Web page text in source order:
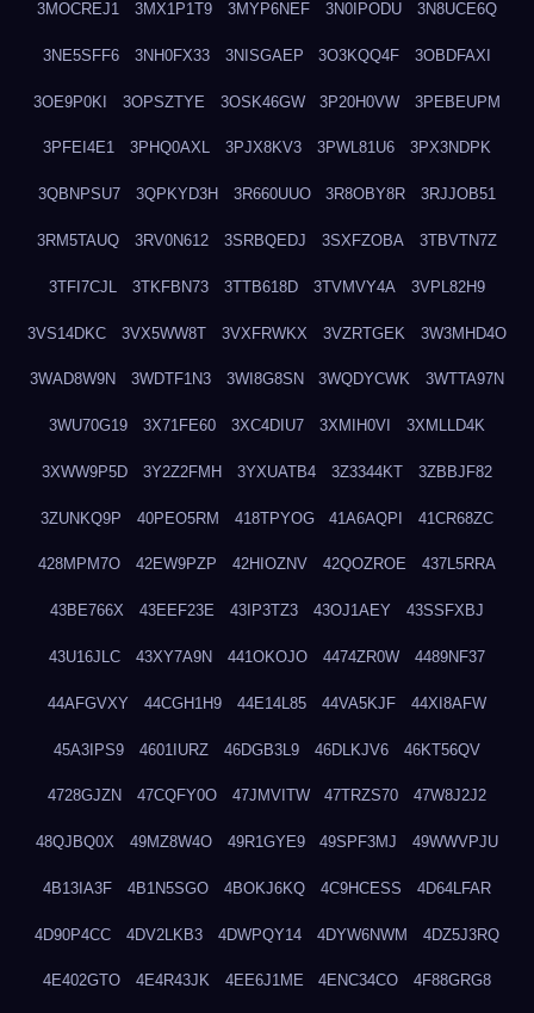
3MOCREJ1 3MX1P1T9 3MYP6NEF 3N0IPODU 3N8UCE6Q
3NE5SFF6 3NH0FX33 3NISGAEP 3O3KQQ4F 3OBDFAXI
3OE9P0KI 3OPSZTYE 3OSK46GW 3P20H0VW 3PEBEUPM
3PFEI4E1 3PHQ0AXL 3PJX8KV3 3PWL81U6 3PX3NDPK
3QBNPSU7 3QPKYD3H 3R660UUO 3R8OBY8R 3RJJOB51
3RM5TAUQ 3RV0N612 3SRBQEDJ 3SXFZOBA 3TBVTN7Z
3TFI7CJL 3TKFBN73 3TTB618D 3TVMVY4A 3VPL82H9
3VS14DKC 3VX5WW8T 3VXFRWKX 3VZRTGEK 3W3MHD4O
3WAD8W9N 3WDTF1N3 3WI8G8SN 3WQDYCWK 3WTTA97N
3WU70G19 3X71FE60 3XC4DIU7 3XMIH0VI 3XMLLD4K
3XWW9P5D 3Y2Z2FMH 3YXUATB4 3Z3344KT 3ZBBJF82
3ZUNKQ9P 40PEO5RM 418TPYOG 41A6AQPI 41CR68ZC
428MPM7O 42EW9PZP 42HIOZNV 42QOZROE 437L5RRA
43BE766X 43EEF23E 43IP3TZ3 43OJ1AEY 43SSFXBJ
43U16JLC 43XY7A9N 441OKOJO 4474ZR0W 4489NF37
44AFGVXY 44CGH1H9 44E14L85 44VA5KJF 44XI8AFW
45A3IPS9 4601IURZ 46DGB3L9 46DLKJV6 46KT56QV
4728GJZN 47CQFY0O 47JMVITW 47TRZS70 47W8J2J2
48QJBQ0X 49MZ8W4O 49R1GYE9 49SPF3MJ 49WWVPJU
4B13IA3F 4B1N5SGO 4BOKJ6KQ 4C9HCESS 4D64LFAR
4D90P4CC 4DV2LKB3 4DWPQY14 4DYW6NWM 4DZ5J3RQ
4E402GTO 4E4R43JK 4EE6J1ME 4ENC34CO 4F88GRG8